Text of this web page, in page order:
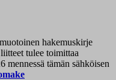
hakemuskirje
tulee toimittaa
mennessä tämän sähköisen